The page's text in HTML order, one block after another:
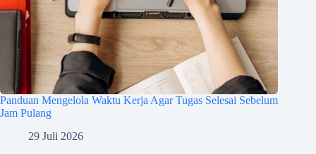
Panduan Mengelola Waktu Kerja Agar Tugas Selesai Sebelum
Jam Pulang
29 Juli 2026